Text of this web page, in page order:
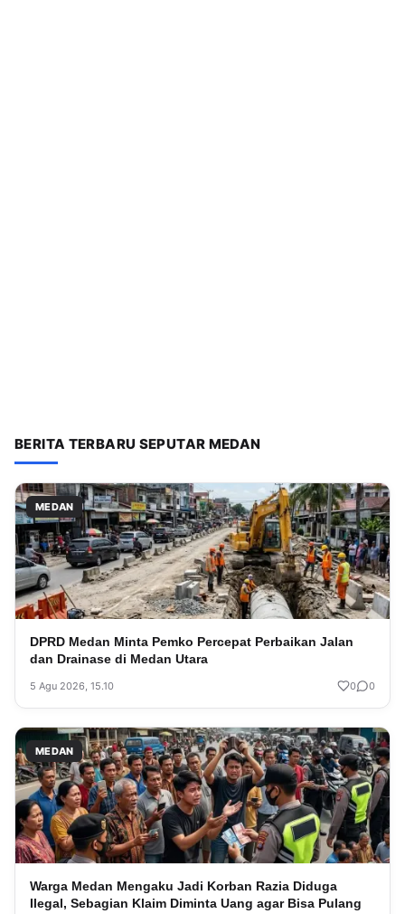
BERITA TERBARU SEPUTAR MEDAN
MEDAN
DPRD Medan Minta Pemko Percepat Perbaikan Jalan
dan Drainase di Medan Utara
5 Agu 2026, 15.10 0 0
MEDAN
Warga Medan Mengaku Jadi Korban Razia Diduga
Ilegal, Sebagian Klaim Diminta Uang agar Bisa Pulang